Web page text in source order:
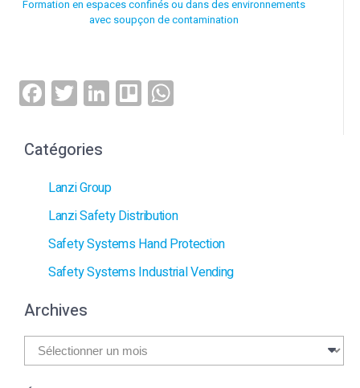
Formation en espaces confinés ou dans des environnements
avec soupçon de contamination
Facebook
Twitter
LinkedIn
Trello
Catégories
Lanzi Group
Lanzi Safety Distribution
Safety Systems Hand Protection
Safety Systems Industrial Vending
Archives
Archives